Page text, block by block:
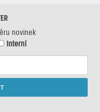
novinek
Interní